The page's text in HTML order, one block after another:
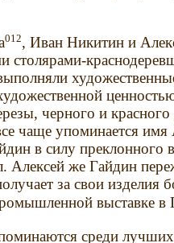
012, Иван Никитин и
столярами-
черного и
чаще упоминается
в силу преклонного
Алексей же Гайдин
за свои
выставке в
среди лучших